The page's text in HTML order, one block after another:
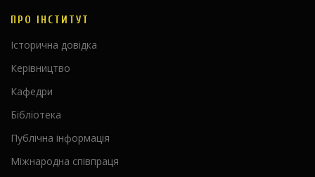
ПРО ІНСТИТУТ
Історична довідка
Керівництво
Кафедри
Бібліотека
Публічна інформація
Міжнародна співпраця